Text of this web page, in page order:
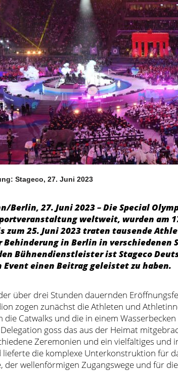
Stageco, 27. Juni 2023
Berlin, 27. Juni 2023 – Die Special
weltweit, wurden am
zum 25. Juni 2023 traten tausende
Behinderung in Berlin in verschiedenen
Bühnendienstleister ist Stageco
Event einen Beitrag geleistet zu haben.
über drei Stunden dauernden
zogen zunächst die Athleten und
die Catwalks und die in einem
goss das aus der Heimat
Zeremonien und ein vielfältiges und
lieferte die komplexe Unterkonstruktion für
der wellenförmigen Zugangswege und für